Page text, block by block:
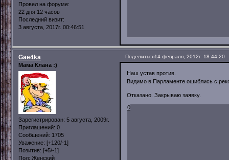
Провел на форуме:
22 дня 12 часов
Последний визит:
3 августа, 2017г. 00:46:51
Поделиться14 февраля, 2012г. 18:44:20
Gae4ka
Мама Клана :)
Зарегистрирован: 5 августа, 2009г.
Приглашений: 0
Сообщений: 1705
Уважение: [+120/-1]
Позитив: [+5/-1]
Пол: Женский
Наш устав против.
Видимо в Парламенте ошиблись с
Отказано. Закрываю заявку.
0